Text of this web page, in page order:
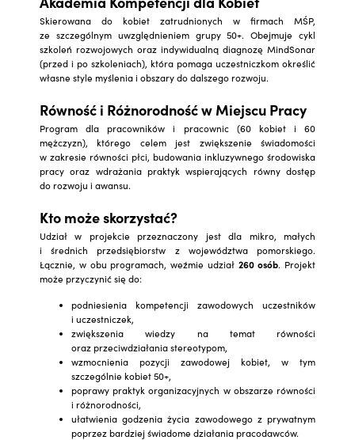
Skierowana do kobiet zatrudnionych w firmach MŚP,
ze szczególnym uwzględnieniem grupy 50+. Obejmuje cykl
szkoleń rozwojowych oraz indywidualną diagnozę MindSonar
(przed i po szkoleniach), która pomaga uczestniczkom określić
własne style myślenia i obszary do dalszego rozwoju.
Równość i Różnorodność w Miejscu Pracy
Program dla pracowników i pracownic (60 kobiet i 60
mężczyzn), którego celem jest zwiększenie świadomości
w zakresie równości płci, budowania inkluzywnego środowiska
pracy oraz wdrażania praktyk wspierających równy dostęp
do rozwoju i awansu.
Kto może skorzystać?
Udział w projekcie przeznaczony jest dla mikro, małych
i średnich przedsiębiorstw z województwa pomorskiego.
Łącznie, w obu programach, weźmie udział 260 osób. Projekt
może przyczynić się do:
podniesienia kompetencji zawodowych uczestników
i uczestniczek,
zwiększenia wiedzy na temat równości
oraz przeciwdziałania stereotypom,
wzmocnienia pozycji zawodowej kobiet, w tym
szczególnie kobiet 50+,
poprawy praktyk organizacyjnych w obszarze równości
i różnorodności,
ułatwienia godzenia życia zawodowego z prywatnym
poprzez bardziej świadome działania pracodawców.